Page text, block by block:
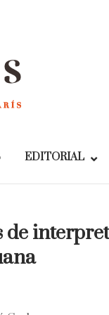
EDITORIAL
de